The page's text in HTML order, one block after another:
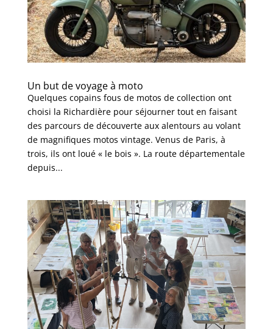
Un but de voyage à moto
Quelques copains fous de motos de collection ont
choisi la Richardière pour séjourner tout en faisant
des parcours de découverte aux alentours au volant
de magnifiques motos vintage. Venus de Paris, à
trois, ils ont loué « le bois ». La route départementale
depuis...